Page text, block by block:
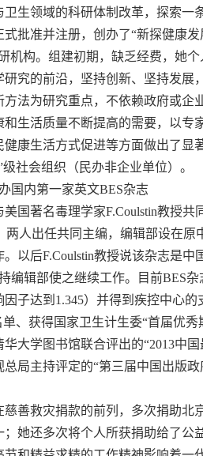
领域的科研体制改革，探索一
批准并注册，创办了“新探健康
机构。组建初期，缺乏经费，她
究的前沿，坚持创新、坚持发
法为研究重点，不依赖政府或
生活质量不断提高的需要，以
康生活方式促进等方面做出了显
社会组织（民办非企业单位）。
内第一家英文BES杂志
著名毒理学家F.Coulstin教授共
两人出任共同主编，编辑部设在
以后F.Coulstin教授说该杂志是
编辑部使之继续工作。目前BES
因子达到1.345）并得到疾控中心
单、获得国家卫生计生委“首届优
大学图书馆联合评出的“2013中
局主持评定的“第三届中国出版
救灾捐款的前列，多次捐助北
她还多次将个人所获捐助给了公